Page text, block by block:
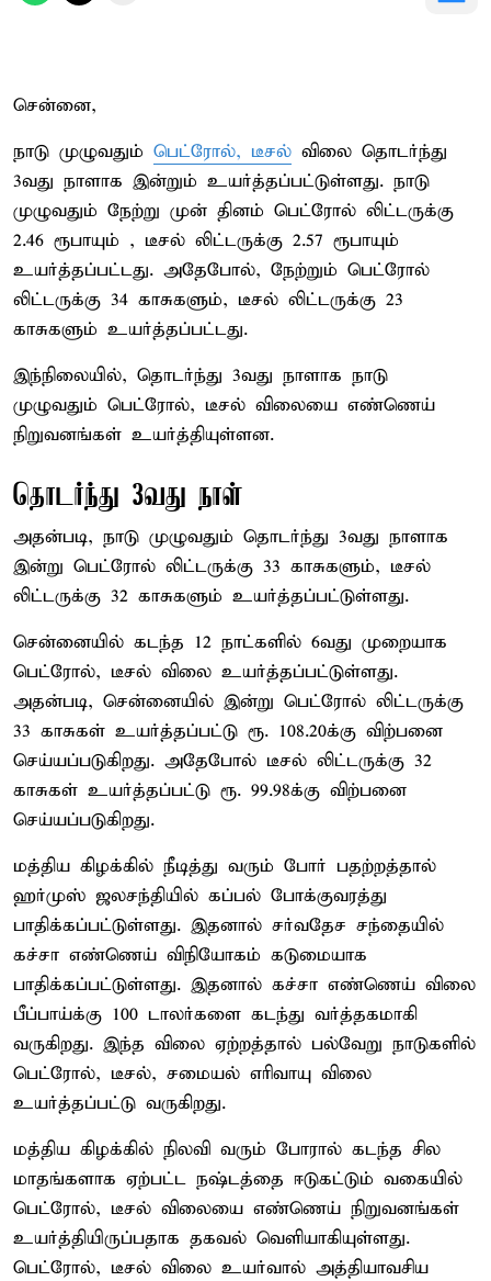
சென்னை,
நாடு முழுவதும் பெட்ரோல், டீசல் விலை தொடர்ந்து
3வது நாளாக இன்றும் உயர்த்தப்பட்டுள்ளது. நாடு
முழுவதும் நேற்று முன் தினம் பெட்ரோல் லிட்டருக்கு
2.46 ரூபாயும் , டீசல் லிட்டருக்கு 2.57 ரூபாயும்
உயர்த்தப்பட்டது. அதேபோல், நேற்றும் பெட்ரோல்
லிட்டருக்கு 34 காசுகளும், டீசல் லிட்டருக்கு 23
காசுகளும் உயர்த்தப்பட்டது.
இந்நிலையில், தொடர்ந்து 3வது நாளாக நாடு
முழுவதும் பெட்ரோல், டீசல் விலையை எண்ணெய்
நிறுவனங்கள் உயர்த்தியுள்ளன.
தொடர்ந்து 3வது நாள்
அதன்படி, நாடு முழுவதும் தொடர்ந்து 3வது நாளாக
இன்று பெட்ரோல் லிட்டருக்கு 33 காசுகளும், டீசல்
லிட்டருக்கு 32 காசுகளும் உயர்த்தப்பட்டுள்ளது.
சென்னையில் கடந்த 12 நாட்களில் 6வது முறையாக
பெட்ரோல், டீசல் விலை உயர்த்தப்பட்டுள்ளது.
அதன்படி, சென்னையில் இன்று பெட்ரோல் லிட்டருக்கு
33 காசுகள் உயர்த்தப்பட்டு ரூ. 108.20க்கு விற்பனை
செய்யப்படுகிறது. அதேபோல் டீசல் லிட்டருக்கு 32
காசுகள் உயர்த்தப்பட்டு ரூ. 99.98க்கு விற்பனை
செய்யப்படுகிறது.
மத்திய கிழக்கில் நீடித்து வரும் போர் பதற்றத்தால்
ஹர்முஸ் ஜலசந்தியில் கப்பல் போக்குவரத்து
பாதிக்கப்பட்டுள்ளது. இதனால் சர்வதேச சந்தையில்
கச்சா எண்ணெய் விநியோகம் கடுமையாக
பாதிக்கப்பட்டுள்ளது. இதனால் கச்சா எண்ணெய் விலை
பீப்பாய்க்கு 100 டாலர்களை கடந்து வர்த்தகமாகி
வருகிறது. இந்த விலை ஏற்றத்தால் பல்வேறு நாடுகளில்
பெட்ரோல், டீசல், சமையல் எரிவாயு விலை
உயர்த்தப்பட்டு வருகிறது.
மத்திய கிழக்கில் நிலவி வரும் போரால் கடந்த சில
மாதங்களாக ஏற்பட்ட நஷ்டத்தை ஈடுகட்டும் வகையில்
பெட்ரோல், டீசல் விலையை எண்ணெய் நிறுவனங்கள்
உயர்த்தியிருப்பதாக தகவல் வெளியாகியுள்ளது.
பெட்ரோல், டீசல் விலை உயர்வால் அத்தியாவசிய